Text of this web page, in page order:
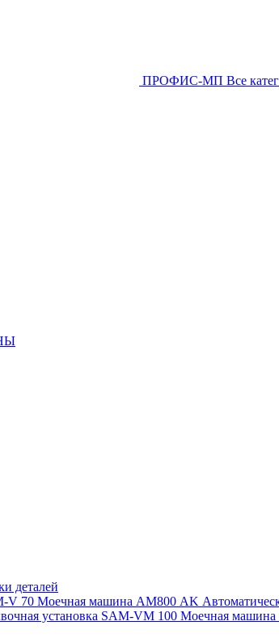
ПРОФИС-МП Все
деталей
V 70 Моечная машина АМ800 AK
установка SAM-VM 100 Моечная